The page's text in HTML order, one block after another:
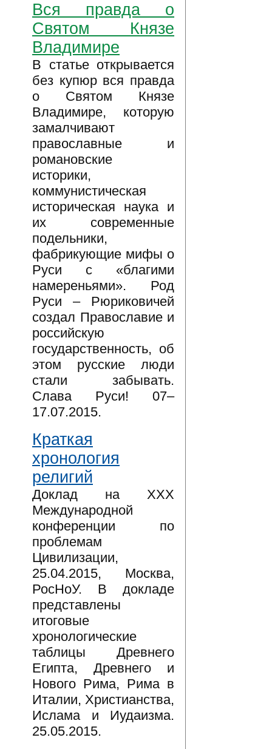
Вся правда о
Святом Князе
Владимире
В статье открывается
без купюр вся правда
о Святом Князе
Владимире, которую
замалчивают
православные и
романовские
историки,
коммунистическая
историческая наука и
их современные
подельники,
фабрикующие мифы о
Руси с «благими
намереньями». Род
Руси – Рюриковичей
создал Православие и
российскую
государственность, об
этом русские люди
стали забывать.
Слава Руси! 07–
17.07.2015.
Краткая
хронология
религий
Доклад на XXX
Международной
конференции по
проблемам
Цивилизации,
25.04.2015, Москва,
РосНоУ. В докладе
представлены
итоговые
хронологические
таблицы Древнего
Египта, Древнего и
Нового Рима, Рима в
Италии, Христианства,
Ислама и Иудаизма.
25.05.2015.